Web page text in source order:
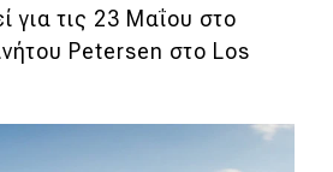
για τις 23 Μαΐου στο
Petersen στο Los